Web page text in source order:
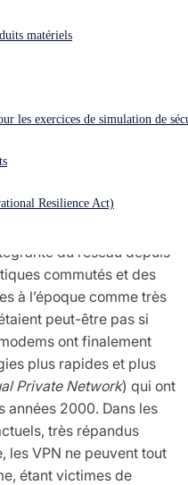
une aide immédiate.
matériels
les exercices de simulation de
Resilience Act)
Access) renforce la sécurité
surface d'attaque au niveau
du réseau depuis
commutés et des
à l’époque comme très
peut-être pas si
ont finalement
plus rapides et plus
Private Network) qui ont
années 2000. Dans les
très répandus
les VPN ne peuvent tout
étant victimes de